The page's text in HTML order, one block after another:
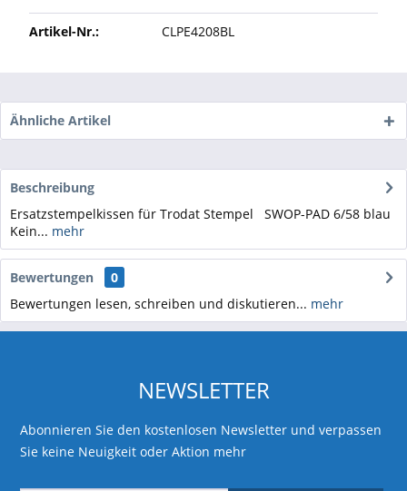
Artikel-Nr.: CLPE4208BL
Ähnliche Artikel
Beschreibung
Ersatzstempelkissen für Trodat Stempel SWOP-PAD 6/58 blau
Kein... mehr
Bewertungen
0
Bewertungen lesen, schreiben und diskutieren... mehr
NEWSLETTER
Abonnieren Sie den kostenlosen Newsletter und verpassen
Sie keine Neuigkeit oder Aktion mehr